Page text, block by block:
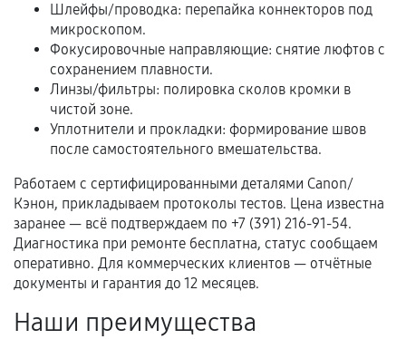
фиксируются в документах.
Когда гарантия не действует
Нарушение правил эксплуатации,
механические повреждения, попадание влаги,
Самостоятельный ремонт или вмешательство
третьих лиц.
Естественный износ деталей, если иное не
предусмотрено отдельно.
срока.
Шлейфы/проводка: перепайка коннекторов под
микроскопом.
Фокусировочные направляющие: снятие люфтов с
сохранением плавности.
Линзы/фильтры: полировка сколов кромки в
чистой зоне.
Уплотнители и прокладки: формирование швов
после самостоятельного вмешательства.
Работаем с сертифицированными деталями Canon/
Кэнон, прикладываем протоколы тестов. Цена известна
заранее — всё подтверждаем по +7 (391) 216-91-54.
Диагностика при ремонте бесплатна, статус сообщаем
оперативно. Для коммерческих клиентов — отчётные
документы и гарантия до 12 месяцев.
Наши преимущества